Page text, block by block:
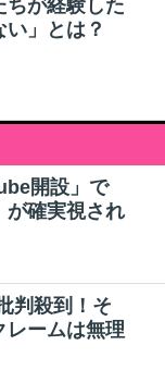
ちが経験した
」とは？
開設」で
が確実視され
判殺到！そ
レームは無理